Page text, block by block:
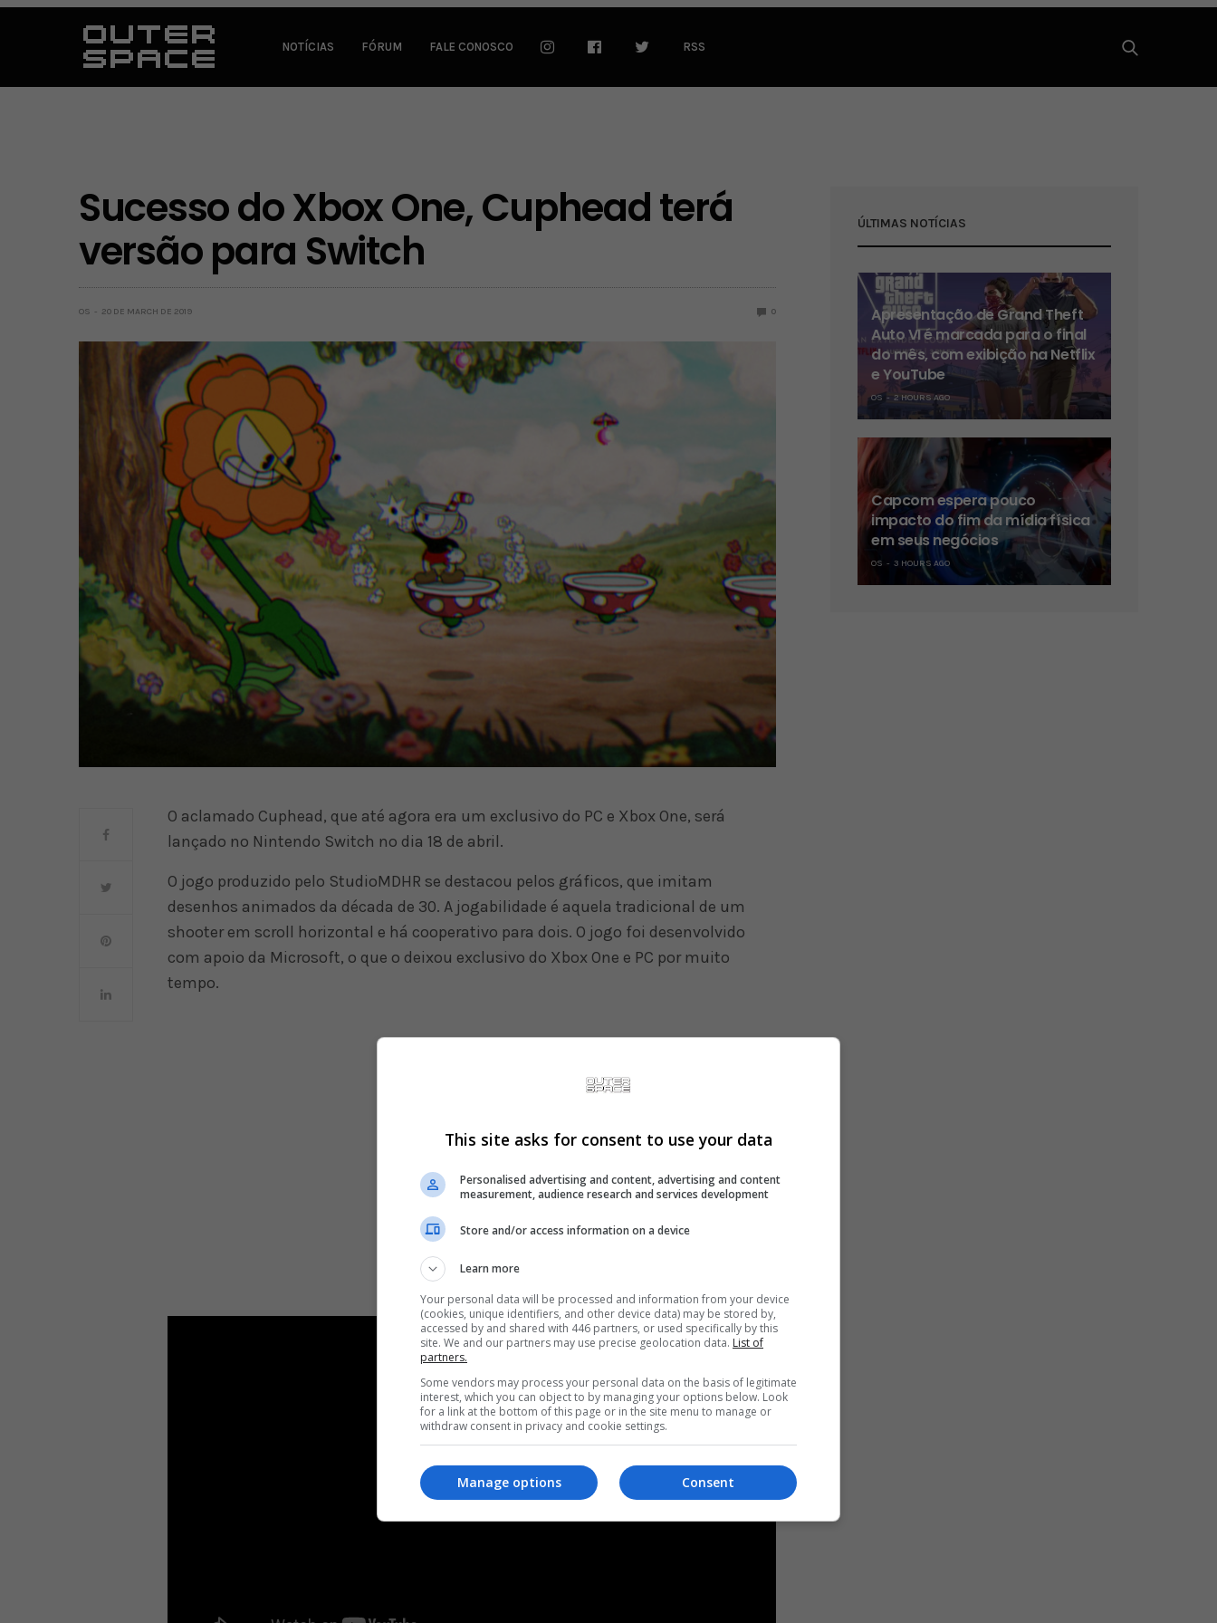
NOTÍCIAS FÓRUM FALE CONOSCO RSS
Sucesso do Xbox One, Cuphead terá
versão para Switch
OS 20 DE MARCH DE 2019 0
O aclamado Cuphead, que até agora era um exclusivo do PC e Xbox One, será
lançado no Nintendo Switch no dia 18 de abril.
O jogo produzido pelo StudioMDHR se destacou pelos gráficos, que imitam
desenhos animados da década de 30. A jogabilidade é aquela tradicional de um
shooter em scroll horizontal e há cooperativo para dois. O jogo foi desenvolvido
com apoio da Microsoft, o que o deixou exclusivo do Xbox One e PC por muito
tempo.
ÚLTIMAS NOTÍCIAS
Apresentação de Grand Theft
Auto VI é marcada para o final
do mês, com exibição na Netflix
e YouTube
OS 2 HOURS AGO
Capcom espera pouco
impacto do fim da mídia física
em seus negócios
OS 3 HOURS AGO
This site asks for consent to use your data
Personalised advertising and content, advertising and content
measurement, audience research and services development
Store and/or access information on a device
Learn more
Your personal data will be processed and information from your device
(cookies, unique identifiers, and other device data) may be stored by,
accessed by and shared with 446 partners, or used specifically by this
site. We and our partners may use precise geolocation data. List of
partners.
Some vendors may process your personal data on the basis of legitimate
interest, which you can object to by managing your options below. Look
for a link at the bottom of this page or in the site menu to manage or
withdraw consent in privacy and cookie settings.
Consent
Manage options